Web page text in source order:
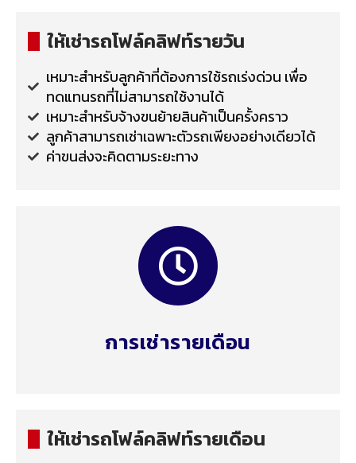
ให้เช่ารถโฟล์คลิฟท์รายวัน
เหมาะสำหรับลูกค้าที่ต้องการใช้รถเร่งด่วน เพื่อ
ทดแทนรถที่ไม่สามารถใช้งานได้
เหมาะสำหรับจ้างขนย้ายสินค้าเป็นครั้งคราว
ลูกค้าสามารถเช่าเฉพาะตัวรถเพียงอย่างเดียวได้
ค่าขนส่งจะคิดตามระยะทาง
การเช่ารายเดือน
ให้เช่ารถโฟล์คลิฟท์รายเดือน